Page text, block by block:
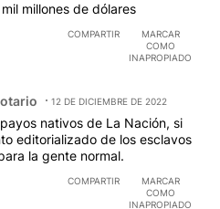
millones de dólares
COMPARTIR
MARCAR
COMO
INAPROPIADO
12 DE DICIEMBRE DE 2022
nativos de La Nación, si
editorializado de los esclavos
la gente normal.
COMPARTIR
MARCAR
COMO
INAPROPIADO